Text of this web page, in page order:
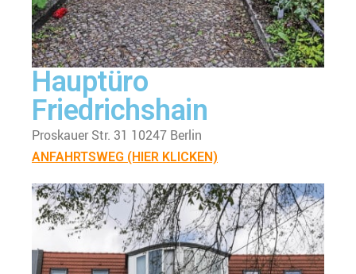
Hauptüro
Friedrichshain
Proskauer Str. 31 10247 Berlin
ANFAHRTSWEG (HIER KLICKEN)